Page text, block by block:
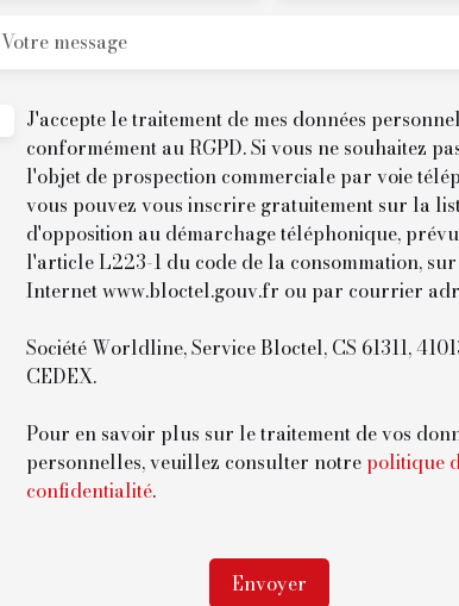
Votre message
J'accepte le traitement de mes données
conformément au RGPD. Si vous ne souhaitez
l'objet de prospection commerciale par voie
vous pouvez vous inscrire gratuitement sur la
d'opposition au démarchage téléphonique,
l'article L223-1 du code de la consommation,
Internet www.bloctel.gouv.fr ou par courrier
Société Worldline, Service Bloctel, CS 61311,
CEDEX.
Pour en savoir plus sur le traitement de vos
personnelles, veuillez consulter notre politique
confidentialité.
Envoyer